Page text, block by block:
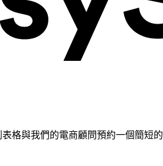
格與我們的電商顧問預約一個簡短